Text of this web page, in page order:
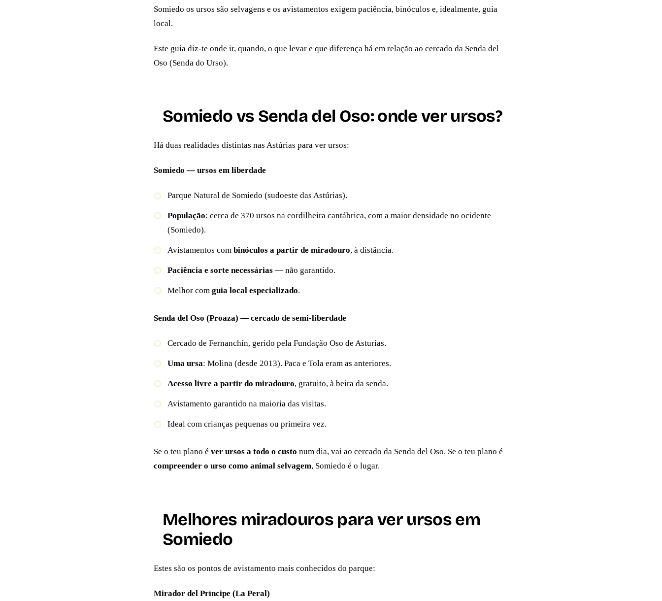
Somiedo os ursos são selvagens e os avistamentos exigem paciência, binóculos e, idealmente, guia
local.
Este guia diz-te onde ir, quando, o que levar e que diferença há em relação ao cercado da Senda del
Oso (Senda do Urso).
Somiedo vs Senda del Oso: onde ver ursos?
Há duas realidades distintas nas Astúrias para ver ursos:
Somiedo — ursos em liberdade
Parque Natural de Somiedo (sudoeste das Astúrias).
População: cerca de 370 ursos na cordilheira cantábrica, com a maior densidade no ocidente
(Somiedo).
Avistamentos com binóculos a partir de miradouro, à distância.
Paciência e sorte necessárias — não garantido.
Melhor com guia local especializado.
Senda del Oso (Proaza) — cercado de semi-liberdade
Cercado de Fernanchín, gerido pela Fundação Oso de Asturias.
Uma ursa: Molina (desde 2013). Paca e Tola eram as anteriores.
Acesso livre a partir do miradouro, gratuito, à beira da senda.
Avistamento garantido na maioria das visitas.
Ideal com crianças pequenas ou primeira vez.
Se o teu plano é ver ursos a todo o custo num dia, vai ao cercado da Senda del Oso. Se o teu plano é
compreender o urso como animal selvagem, Somiedo é o lugar.
Melhores miradouros para ver ursos em
Somiedo
Estes são os pontos de avistamento mais conhecidos do parque:
Mirador del Príncipe (La Peral)